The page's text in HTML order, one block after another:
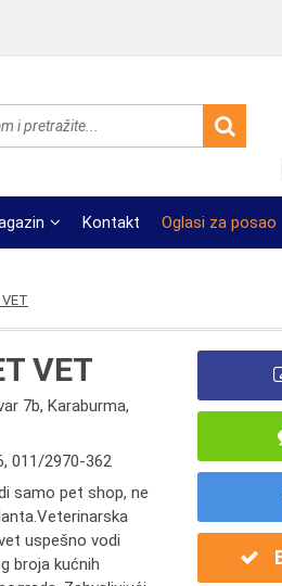
Kontakt Oglasi za posao
VET
7b, Karaburma,
,011/2970-362
samo pet shop, ne
uspešno vodi
broja kućnih